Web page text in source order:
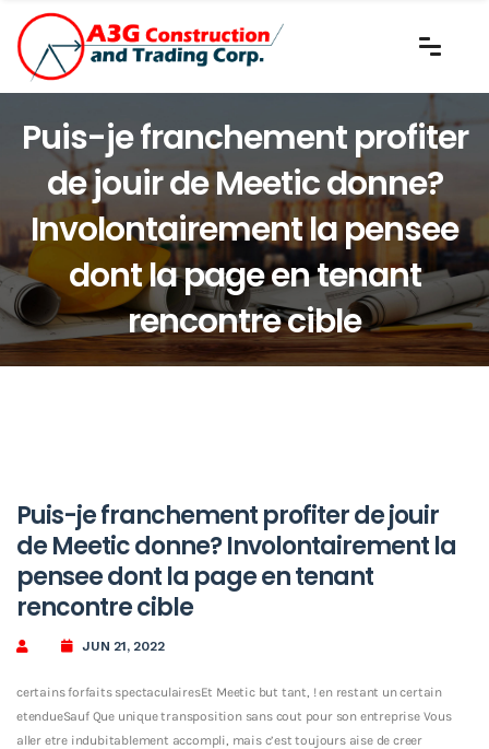
Puis-je franchement profiter
de jouir de Meetic donne?
Involontairement la pensee
dont la page en tenant
rencontre cible
Puis-je franchement profiter de jouir
de Meetic donne? Involontairement la
pensee dont la page en tenant
rencontre cible
JUN 21, 2022
certains forfaits spectaculairesEt Meetic but tant, ! en restant un certain
etendueSauf Que unique transposition sans cout pour son entreprise Vous
aller etre indubitablement accompli, mais c’est toujours aise de creer